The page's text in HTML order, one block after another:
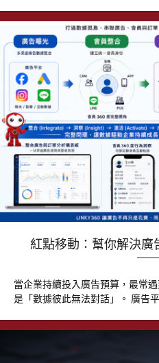
紅點移動：幫你解決
當企業持續投入廣告預算，最常
是「數據彼此無法對話」。 廣告